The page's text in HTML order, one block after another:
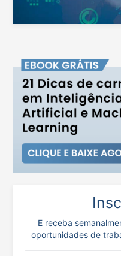
E receba
oportunidades de